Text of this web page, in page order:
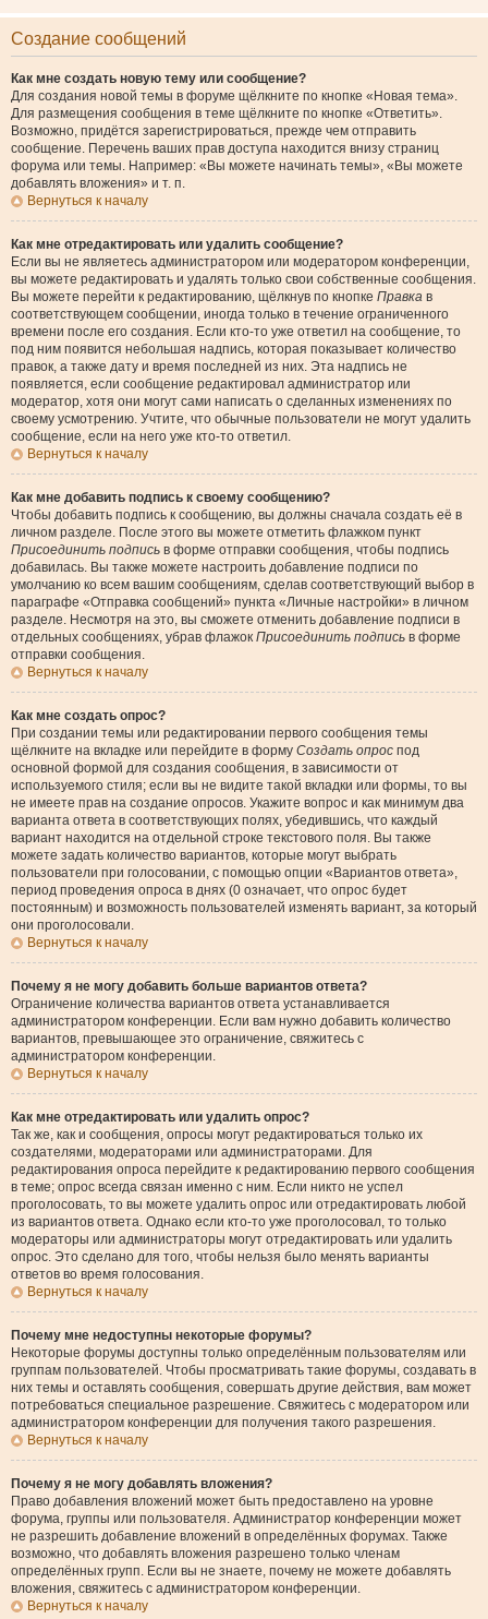
Создание сообщений
Как мне создать новую тему или сообщение?
Для создания новой темы в форуме щёлкните по кнопке «Новая тема».
Для размещения сообщения в теме щёлкните по кнопке «Ответить».
Возможно, придётся зарегистрироваться, прежде чем отправить
сообщение. Перечень ваших прав доступа находится внизу страниц
форума или темы. Например: «Вы можете начинать темы», «Вы можете
добавлять вложения» и т. п.
Вернуться к началу
Как мне отредактировать или удалить сообщение?
Если вы не являетесь администратором или модератором конференции,
вы можете редактировать и удалять только свои собственные сообщения.
Вы можете перейти к редактированию, щёлкнув по кнопке Правка в
соответствующем сообщении, иногда только в течение ограниченного
времени после его создания. Если кто-то уже ответил на сообщение, то
под ним появится небольшая надпись, которая показывает количество
правок, а также дату и время последней из них. Эта надпись не
появляется, если сообщение редактировал администратор или
модератор, хотя они могут сами написать о сделанных изменениях по
своему усмотрению. Учтите, что обычные пользователи не могут удалить
сообщение, если на него уже кто-то ответил.
Вернуться к началу
Как мне добавить подпись к своему сообщению?
Чтобы добавить подпись к сообщению, вы должны сначала создать её в
личном разделе. После этого вы можете отметить флажком пункт
Присоединить подпись в форме отправки сообщения, чтобы подпись
добавилась. Вы также можете настроить добавление подписи по
умолчанию ко всем вашим сообщениям, сделав соответствующий выбор в
параграфе «Отправка сообщений» пункта «Личные настройки» в личном
разделе. Несмотря на это, вы сможете отменить добавление подписи в
отдельных сообщениях, убрав флажок Присоединить подпись в форме
отправки сообщения.
Вернуться к началу
Как мне создать опрос?
При создании темы или редактировании первого сообщения темы
щёлкните на вкладке или перейдите в форму Создать опрос под
основной формой для создания сообщения, в зависимости от
используемого стиля; если вы не видите такой вкладки или формы, то вы
не имеете прав на создание опросов. Укажите вопрос и как минимум два
варианта ответа в соответствующих полях, убедившись, что каждый
вариант находится на отдельной строке текстового поля. Вы также
можете задать количество вариантов, которые могут выбрать
пользователи при голосовании, с помощью опции «Вариантов ответа»,
период проведения опроса в днях (0 означает, что опрос будет
постоянным) и возможность пользователей изменять вариант, за который
они проголосовали.
Вернуться к началу
Почему я не могу добавить больше вариантов ответа?
Ограничение количества вариантов ответа устанавливается
администратором конференции. Если вам нужно добавить количество
вариантов, превышающее это ограничение, свяжитесь с
администратором конференции.
Вернуться к началу
Как мне отредактировать или удалить опрос?
Так же, как и сообщения, опросы могут редактироваться только их
создателями, модераторами или администраторами. Для
редактирования опроса перейдите к редактированию первого сообщения
в теме; опрос всегда связан именно с ним. Если никто не успел
проголосовать, то вы можете удалить опрос или отредактировать любой
из вариантов ответа. Однако если кто-то уже проголосовал, то только
модераторы или администраторы могут отредактировать или удалить
опрос. Это сделано для того, чтобы нельзя было менять варианты
ответов во время голосования.
Вернуться к началу
Почему мне недоступны некоторые форумы?
Некоторые форумы доступны только определённым пользователям или
группам пользователей. Чтобы просматривать такие форумы, создавать в
них темы и оставлять сообщения, совершать другие действия, вам может
потребоваться специальное разрешение. Свяжитесь с модератором или
администратором конференции для получения такого разрешения.
Вернуться к началу
Почему я не могу добавлять вложения?
Право добавления вложений может быть предоставлено на уровне
форума, группы или пользователя. Администратор конференции может
не разрешить добавление вложений в определённых форумах. Также
возможно, что добавлять вложения разрешено только членам
определённых групп. Если вы не знаете, почему не можете добавлять
вложения, свяжитесь с администратором конференции.
Вернуться к началу